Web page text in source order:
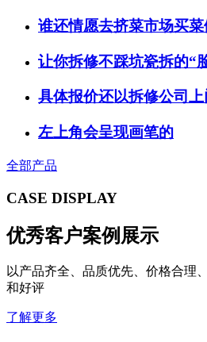
谁还情愿去挤菜市场买菜
让你拆修不踩坑瓷拆的“
具体报价还以拆修公司
左上角会呈现画笔的
全部产品
CASE DISPLAY
优秀客户案例展示
以产品齐全、品质优先、价格合理
和好评
了解更多